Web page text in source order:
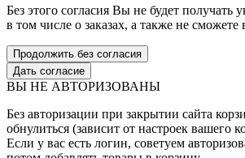
Без этого согласия Вы не будет получать
в том числе о заказах, а также не сможете
Продолжить без согласия
Дать согласие
ВЫ НЕ АВТОРИЗОВАНЫ
Без авторизации при закрытии сайта
обнулиться (зависит от настроек вашего
Если у вас есть логин, советуем